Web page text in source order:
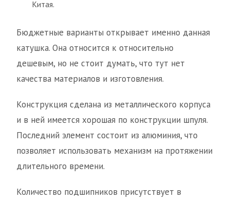
Китая.
Бюджетные варианты открывает именно данная
катушка. Она относится к относительно
дешевым, но не стоит думать, что тут нет
качества материалов и изготовления.
Конструкция сделана из металлического корпуса
и в ней имеется хорошая по конструкции шпуля.
Последний элемент состоит из алюминия, что
позволяет использовать механизм на протяжении
длительного времени.
Количество подшипников присутствует в